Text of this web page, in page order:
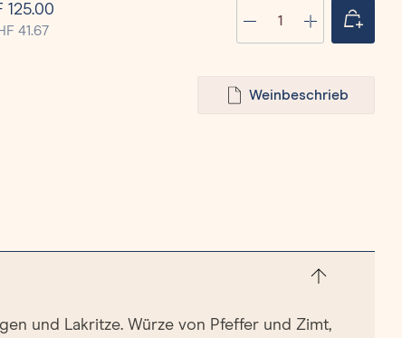
125.00
41.67
Produkt
Weinbeschrieb
und Lakritze. Würze von Pfeffer und Zimt,